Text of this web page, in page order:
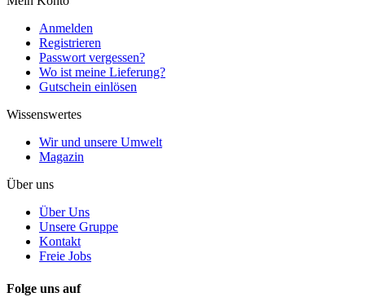
Anmelden
Registrieren
Passwort vergessen?
Wo ist meine Lieferung?
Gutschein einlösen
Wissenswertes
Wir und unsere Umwelt
Magazin
Über uns
Über Uns
Unsere Gruppe
Kontakt
Freie Jobs
Folge uns auf